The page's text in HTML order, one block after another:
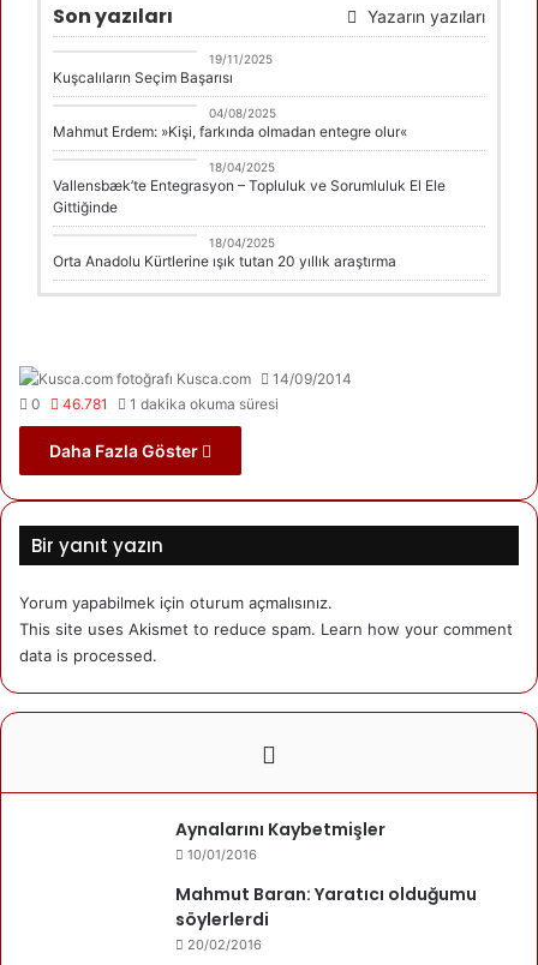
Son yazıları Yazarın yazıları
19/11/2025
Kuşcalıların Seçim Başarısı
DANİMARKA
04/08/2025
Mahmut Erdem: »Kişi, farkında olmadan entegre olur«
DANİMARKA
18/04/2025
Vallensbæk’te Entegrasyon – Topluluk ve Sorumluluk El Ele
Gittiğinde
Erdal Çolak
18/04/2025
Orta Anadolu Kürtlerine ışık tutan 20 yıllık araştırma
Kusca.com
14/09/2014
0
46.781 1 dakika okuma süresi
Daha Fazla Göster
Bir yanıt yazın
Yorum yapabilmek için oturum açmalısınız.
This site uses Akismet to reduce spam. Learn how your comment
data is processed.
Aynalarını Kaybetmişler
10/01/2016
Mahmut Baran: Yaratıcı olduğumu
söylerlerdi
20/02/2016